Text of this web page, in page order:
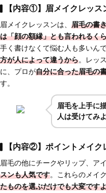
【内容①】眉メイクレッス
眉メイクレッスンは、 眉毛の書
は「顔の額縁」とも言われるく
手く書けなくて悩む人も多いん
方が人によって違うから。レッ
に、プロが自分に合った眉毛の
す。
眉毛を上手に
人は受けてみ
【内容②】ポイントメイク
眉毛の他にチークやリップ、ア
スンも人気です。これらのメイ
たものを選ぶだけでも大変です